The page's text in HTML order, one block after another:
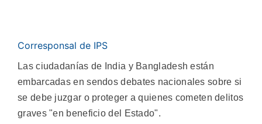
Corresponsal de IPS
Las ciudadanías de India y Bangladesh están
embarcadas en sendos debates nacionales sobre si
se debe juzgar o proteger a quienes cometen delitos
graves "en beneficio del Estado".